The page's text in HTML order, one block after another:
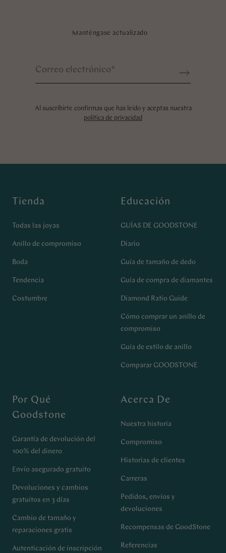
Manténgase actualizado
Sign up
Al suscribirte confirmas que has leído y aceptas nuestra
política de privacidad
Tienda
Todas las joyas
Anillo de compromiso
Boda
Tendencia
Costumbre
Educación
GUÍAS DE GOODSTONE
Diario
Guía de tamaño de dedo
Guía de compra de diamantes
Diamond Ratio Guide
Cómo comprar un anillo de
compromiso
Guía de estilo de anillo
Comparar GOODSTONE
Por Qué
Goodstone
Garantía de devolución del
100% del dinero
Envío asegurado gratuito
Devoluciones y cambios
gratuitos en 3 días
Cambio de tamaño y
reparaciones gratis
Autenticación de inscripción
Acerca De
Nuestra historia
Compromiso
Historias de clientes
Carreras
Pedidos, envíos y
devoluciones
Recompensas de GoodStone
Referencias